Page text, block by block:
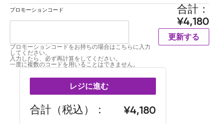
プロモーションコード
プロモーションコードをお持ちの場合はこちらに入力
してください。
入力したら、必ず再計算をしてください。
一度に複数のコードを用いることはできません。
合計
4,180
更新する
レジに進む
合計（税込） 4,180